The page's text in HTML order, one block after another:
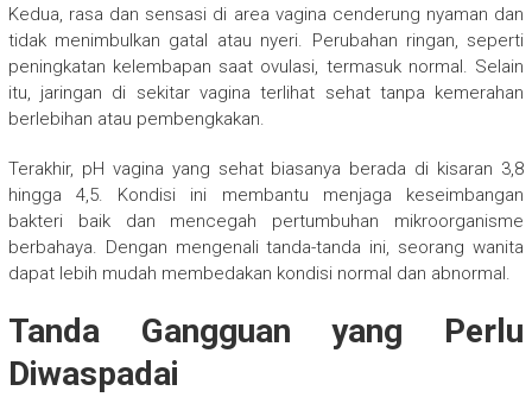
Kedua, rasa dan sensasi di area vagina cenderung nyaman dan
tidak menimbulkan gatal atau nyeri. Perubahan ringan, seperti
peningkatan kelembapan saat ovulasi, termasuk normal. Selain
itu, jaringan di sekitar vagina terlihat sehat tanpa kemerahan
berlebihan atau pembengkakan.
Terakhir, pH vagina yang sehat biasanya berada di kisaran 3,8
hingga 4,5. Kondisi ini membantu menjaga keseimbangan
bakteri baik dan mencegah pertumbuhan mikroorganisme
berbahaya. Dengan mengenali tanda-tanda ini, seorang wanita
dapat lebih mudah membedakan kondisi normal dan abnormal.
Tanda Gangguan yang Perlu
Diwaspadai